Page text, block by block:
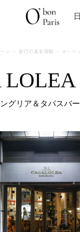
ム 旅行の基本情報 ヨーロ
LOLEA
ングリア＆タパスバー